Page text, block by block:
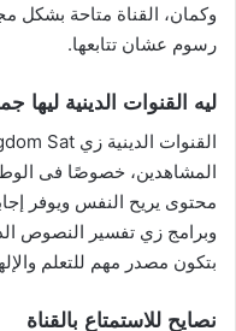
وكمان، القناة متاحة بشكل
رسوم عشان تتابعها.
ليه القنوات الدينية ليها
المشاهدين، خصوصًا فى
محتوى يريح النفس ويوفر
وبرامج زي تفسير النصوص
بتكون مصدر مهم للتعلم
نصايح للاستمتاع بالقناة